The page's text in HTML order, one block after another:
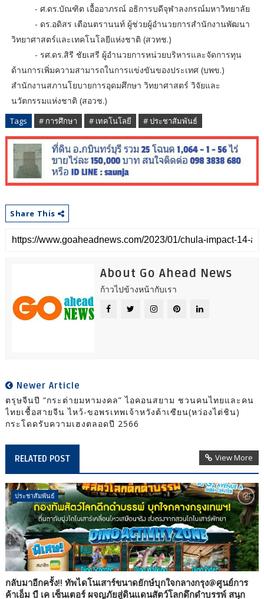
- ศ.ดร.บัณฑิต เอื้ออาภรณ์ อธิการบดีจุฬาลงกรณ์มหาวิทยาลัย
- ดร.อดิสร เตือนตรานนท์ ผู้ช่วยผู้อำนวยการสำนักงานพัฒนา
วิทยาศาสตร์และเทคโนโลยีแห่งชาติ (สวทช.)
- รศ.ดร.สิรี ชัยเสรี ผู้อำนวยการหน่วยบริหารและจัดการทุน
ด้านการเพิ่มความสามารถในการแข่งขันของประเทศ (บพข.)
สำนักงานสภานโยบายการอุดมศึกษา วิทยาศาสตร์ วิจัยและ
นวัตกรรมแห่งชาติ (สอวช.)
Tags # การศึกษา # เทคโนโลยี # ประชาสัมพันธ์
Share This
About Go Ahead News
ก้าวไปข้างหน้ากับเรา
Newer Article
ตรุษจีนปี “กระต่ายมหามงคล” ไอคอนสยาม ชวนคนไทยและคน
ไทยเชื้อสายจีน ไหว้-ขอพรเทพเจ้าหวังต้าเซียน(หว่องไต่ชิน)
กระโดดรับความเฮงตลอดปี 2566
RELATED POST View More
ประชาสัมพันธ์
กลับมาอีกครั้ง!! ทัพไดโนเสาร์ขนาดยักษ์บุกใจกลางกรุง@ศูนย์การ
ค้าเอ็ม บี เค เซ็นเตอร์ ผจญภัยสู่ดินแดนสัตว์โลกดึกดำบรรพ์ สนุก